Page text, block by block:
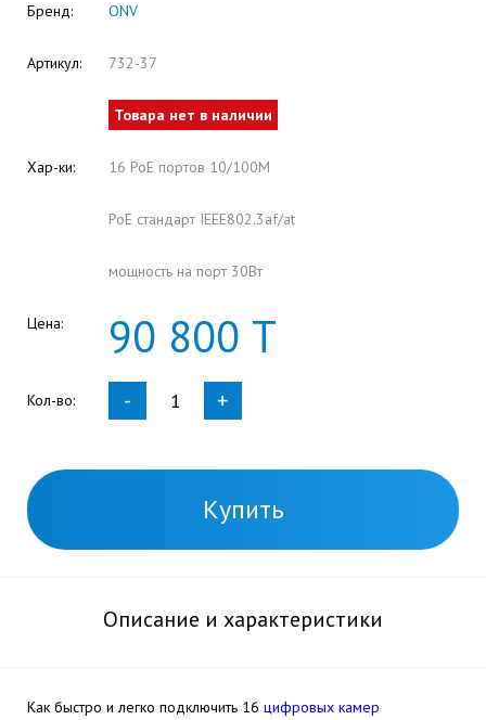
Бренд: ONV
Артикул: 732-37
Товара нет в наличии
Хар-ки: 16 PoE портов 10/100M
PoE стандарт IEEE802.3af/at
мощность на порт 30Вт
Цена: 90 800 Т
Кол-во: - +
Купить
Описание и характеристики
Как быстро и легко подключить 16 цифровых камер